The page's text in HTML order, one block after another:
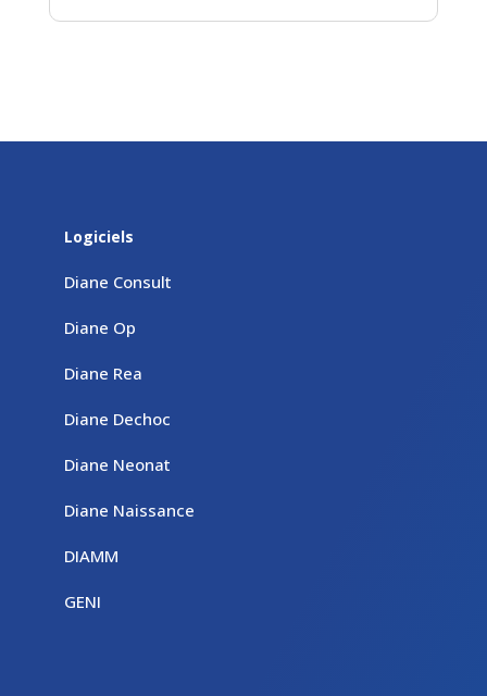
Logiciels
Diane Consult
Diane Op
Diane Rea
Diane Dechoc
Diane Neonat
Diane Naissance
DIAMM
GENI